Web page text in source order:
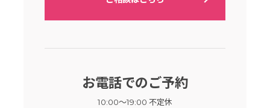
お電話でのご予約
10:00～19:00 不定休